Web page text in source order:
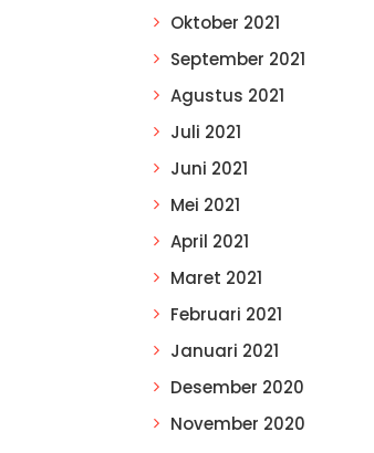
Oktober 2021
September 2021
Agustus 2021
Juli 2021
Juni 2021
Mei 2021
April 2021
Maret 2021
Februari 2021
Januari 2021
Desember 2020
November 2020